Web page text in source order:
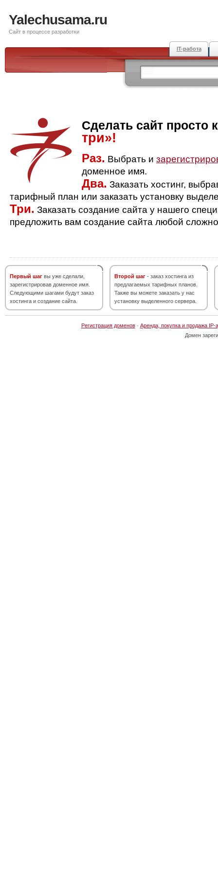
Yalechusama.ru
Сайт в процессе разработки
IT-работа
Сделать сайт просто
три»!
Раз. Выбрать и
доменное имя.
Два. Заказать хостинг,
тарифный план или заказать установку
Три. Заказать создание сайта у нашего
предложить вам создание сайта любой
Первый шаг вы уже сделали,
зарегистрировав доменное имя.
Следующими шагами будут заказ
хостинга и создание сайта.
Второй шаг - заказ хостинга из
предлагаемых тарифных планов.
Также вы можете заказать у нас
установку выделенного сервера.
Регистрация доменов· Аренда, покупка и продажа IP-
Домен